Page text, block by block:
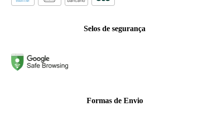
Selos de segurança
Formas de Envio